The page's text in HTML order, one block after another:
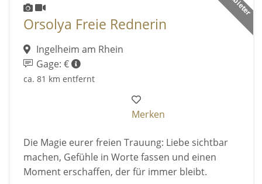
Orsolya Freie Rednerin
Ingelheim am Rhein
Gage: €
ca. 81 km entfernt
Merken
Die Magie eurer freien Trauung: Liebe sichtbar
machen, Gefühle in Worte fassen und einen
Moment erschaffen, der für immer bleibt.